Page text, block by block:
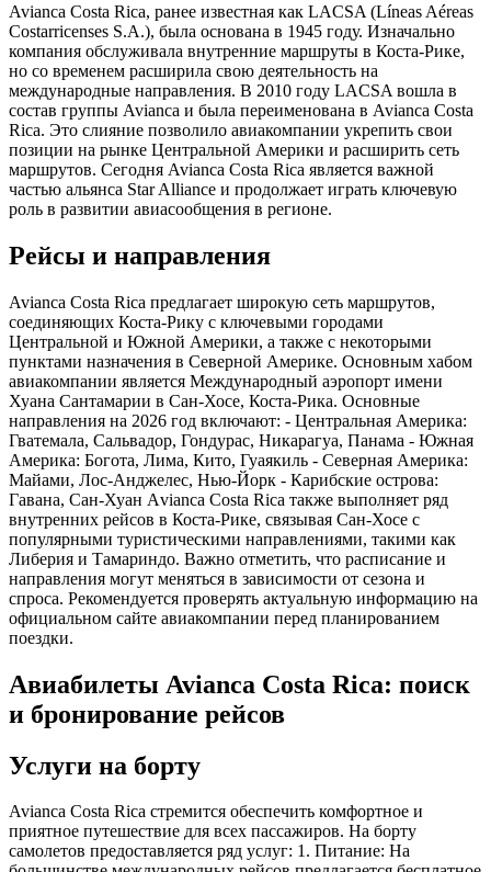
Avianca Costa Rica, ранее известная как LACSA (Líneas Aéreas
Costarricenses S.A.), была основана в 1945 году. Изначально
компания обслуживала внутренние маршруты в Коста-Рике,
но со временем расширила свою деятельность на
международные направления. В 2010 году LACSA вошла в
состав группы Avianca и была переименована в Avianca Costa
Rica. Это слияние позволило авиакомпании укрепить свои
позиции на рынке Центральной Америки и расширить сеть
маршрутов. Сегодня Avianca Costa Rica является важной
частью альянса Star Alliance и продолжает играть ключевую
роль в развитии авиасообщения в регионе.
Рейсы и направления
Avianca Costa Rica предлагает широкую сеть маршрутов,
соединяющих Коста-Рику с ключевыми городами
Центральной и Южной Америки, а также с некоторыми
пунктами назначения в Северной Америке. Основным хабом
авиакомпании является Международный аэропорт имени
Хуана Сантамарии в Сан-Хосе, Коста-Рика. Основные
направления на 2026 год включают: - Центральная Америка:
Гватемала, Сальвадор, Гондурас, Никарагуа, Панама - Южная
Америка: Богота, Лима, Кито, Гуаякиль - Северная Америка:
Майами, Лос-Анджелес, Нью-Йорк - Карибские острова:
Гавана, Сан-Хуан Аvianca Costa Rica также выполняет ряд
внутренних рейсов в Коста-Рике, связывая Сан-Хосе с
популярными туристическими направлениями, такими как
Либерия и Тамариндо. Важно отметить, что расписание и
направления могут меняться в зависимости от сезона и
спроса. Рекомендуется проверять актуальную информацию на
официальном сайте авиакомпании перед планированием
поездки.
Авиабилеты Avianca Costa Rica: поиск
и бронирование рейсов
Услуги на борту
Avianca Costa Rica стремится обеспечить комфортное и
приятное путешествие для всех пассажиров. На борту
самолетов предоставляется ряд услуг: 1. Питание: На